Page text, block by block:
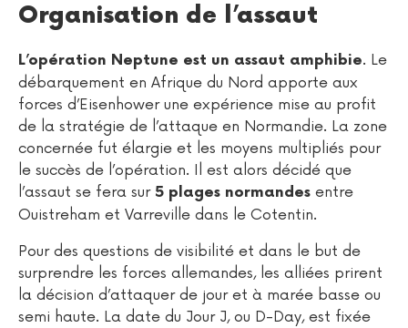
Organisation de l’assaut
L’opération Neptune est un assaut amphibie. Le
débarquement en Afrique du Nord apporte aux
forces d’Eisenhower une expérience mise au profit
de la stratégie de l’attaque en Normandie. La zone
concernée fut élargie et les moyens multipliés pour
le succès de l’opération. Il est alors décidé que
l’assaut se fera sur 5 plages normandes entre
Ouistreham et Varreville dans le Cotentin.
Pour des questions de visibilité et dans le but de
surprendre les forces allemandes, les alliées prirent
la décision d’attaquer de jour et à marée basse ou
semi haute. La date du Jour J, ou D-Day, est fixée